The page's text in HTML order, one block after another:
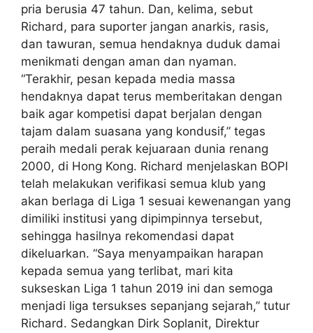
pria berusia 47 tahun. Dan, kelima, sebut
Richard, para suporter jangan anarkis, rasis,
dan tawuran, semua hendaknya duduk damai
menikmati dengan aman dan nyaman.
“Terakhir, pesan kepada media massa
hendaknya dapat terus memberitakan dengan
baik agar kompetisi dapat berjalan dengan
tajam dalam suasana yang kondusif,” tegas
peraih medali perak kejuaraan dunia renang
2000, di Hong Kong. Richard menjelaskan BOPI
telah melakukan verifikasi semua klub yang
akan berlaga di Liga 1 sesuai kewenangan yang
dimiliki institusi yang dipimpinnya tersebut,
sehingga hasilnya rekomendasi dapat
dikeluarkan. “Saya menyampaikan harapan
kepada semua yang terlibat, mari kita
sukseskan Liga 1 tahun 2019 ini dan semoga
menjadi liga tersukses sepanjang sejarah,” tutur
Richard. Sedangkan Dirk Soplanit, Direktur